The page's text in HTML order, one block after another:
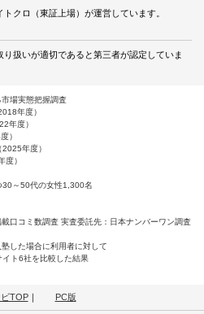
トクロ（東証上場）が運営しています。
り扱いが適切であると第三者が認定していま
場実態把握調査
年度）
年度）
）
年度）
度）
～50代の女性1,300名
口コミ数調査 実査委託先：日本ナンバーワン調査
した場合に利用者に対して
ト6社を比較した結果
TOP｜ PC版